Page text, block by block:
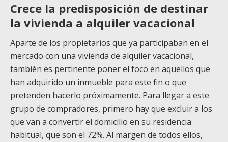
Crece la predisposición de destinar
la vivienda a alquiler vacacional
Aparte de los propietarios que ya participaban en el
mercado con una vivienda de alquiler vacacional,
también es pertinente poner el foco en aquellos que
han adquirido un inmueble para este fin o que
pretenden hacerlo próximamente. Para llegar a este
grupo de compradores, primero hay que excluir a los
que van a convertir el domicilio en su residencia
habitual, que son el 72%. Al margen de todos ellos,